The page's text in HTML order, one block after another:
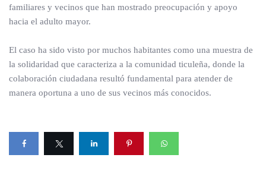
familiares y vecinos que han mostrado preocupación y apoyo
hacia el adulto mayor.
El caso ha sido visto por muchos habitantes como una muestra de
la solidaridad que caracteriza a la comunidad ticuleña, donde la
colaboración ciudadana resultó fundamental para atender de
manera oportuna a uno de sus vecinos más conocidos.